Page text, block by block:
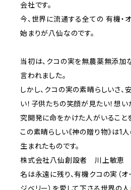
会社です。
今、世界に流通する全ての 有機・
始まりが八仙なのです。
当初は、クコの実を無農薬無添加
言われました。
しかし、クコの実の素晴らしいさ
い！子供たちの笑顔が見たい！想
究開発に命をかけた人がいること
この素晴らしい《神の贈り物》は1
生まれたものです。
株式会社八仙創設者 川上敏恵
名は永遠に残り、有機クコの実（